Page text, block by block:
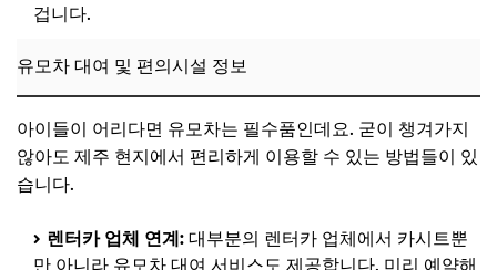
겁니다.
유모차 대여 및 편의시설 정보
아이들이 어리다면 유모차는 필수품인데요. 굳이 챙겨가지
않아도 제주 현지에서 편리하게 이용할 수 있는 방법들이 있
습니다.
렌터카 업체 연계: 대부분의 렌터카 업체에서 카시트뿐
만 아니라 유모차 대여 서비스도 제공합니다. 미리 예약해